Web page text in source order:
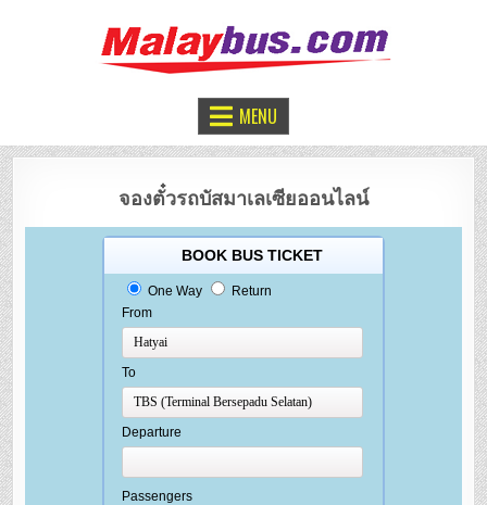
จองตั๋วรถทัวร์มาเลเซีย
MENU
จองตั๋วรถบัสมาเลเซียออนไลน์